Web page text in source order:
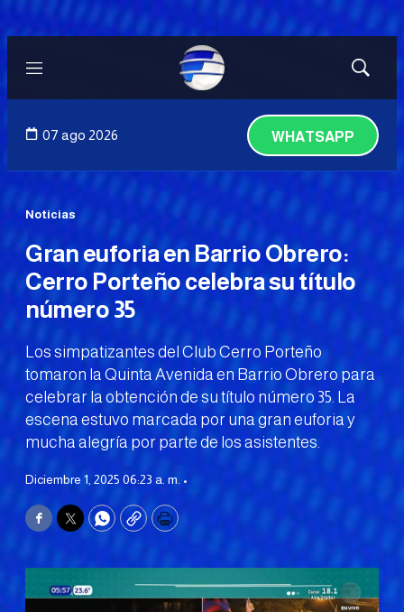
Menú
Mostrar
07 ago 2026 WHATSAPP
Noticias
Gran euforia en Barrio Obrero:
Cerro Porteño celebra su título
número 35
Los simpatizantes del Club Cerro Porteño
tomaron la Quinta Avenida en Barrio Obrero para
celebrar la obtención de su título número 35. La
escena estuvo marcada por una gran euforia y
mucha alegría por parte de los asistentes.
Diciembre 1, 2025 06:23 a. m. •
Facebook
TwitterWhatsApp
CopyPrint